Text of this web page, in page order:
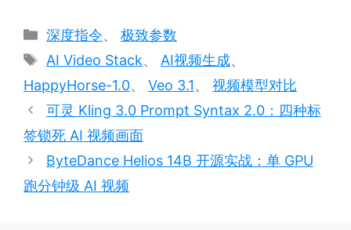
分
类
深度指令、 极致参数
标
签
AI Video Stack、 AI视频生成、
HappyHorse-1.0、 Veo 3.1、 视频模型对比
可灵 Kling 3.0 Prompt Syntax 2.0：四种标
签锁死 AI 视频画面
ByteDance Helios 14B 开源实战：单 GPU
跑分钟级 AI 视频